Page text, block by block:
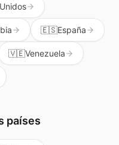
🇪🇸España
🇻🇪Venezuela
países